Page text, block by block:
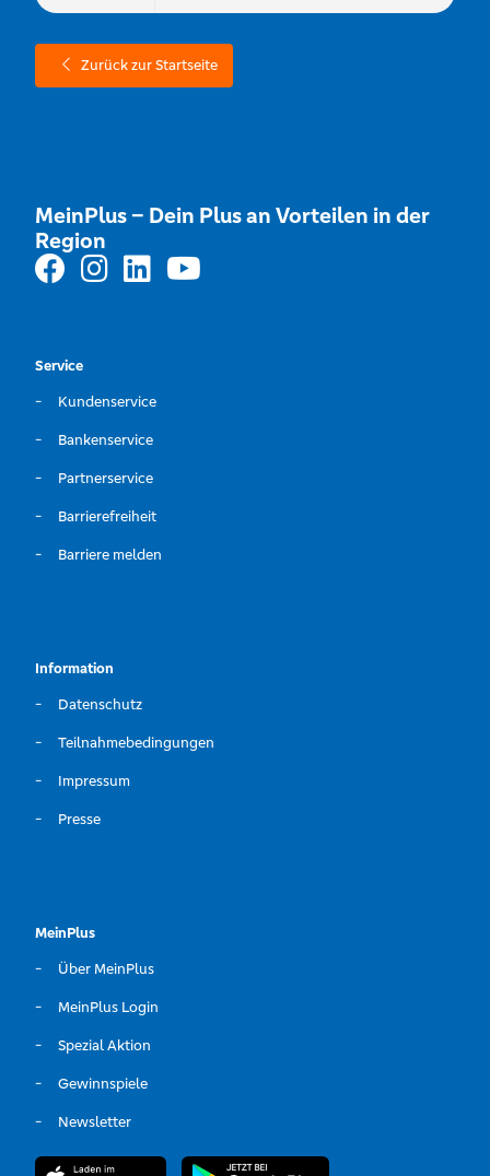
Zurück zur Startseite
MeinPlus – Dein Plus an Vorteilen in der
Region
Service
Kundenservice
Bankenservice
Partnerservice
Barrierefreiheit
Barriere melden
Information
Datenschutz
Teilnahmebedingungen
Impressum
Presse
MeinPlus
Über MeinPlus
MeinPlus Login
Spezial Aktion
Gewinnspiele
Newsletter